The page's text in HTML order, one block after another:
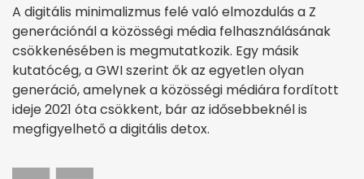
A digitális minimalizmus felé való elmozdulás a Z
generációnál a közösségi média felhasználásának
csökkenésében is megmutatkozik. Egy másik
kutatócég, a GWI szerint ők az egyetlen olyan
generáció, amelynek a közösségi médiára fordított
ideje 2021 óta csökkent, bár az idősebbeknél is
megfigyelhető a digitális detox.